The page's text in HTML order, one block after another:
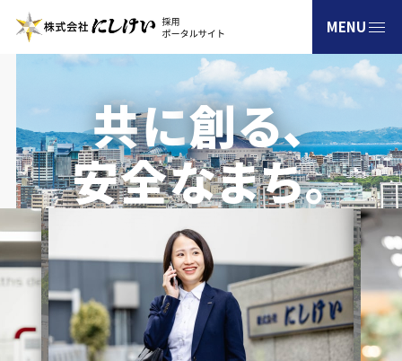
新卒採用
通年採用
高校生採用
障がい者採用
お問い合わせ
共に創る､
安全なまち｡